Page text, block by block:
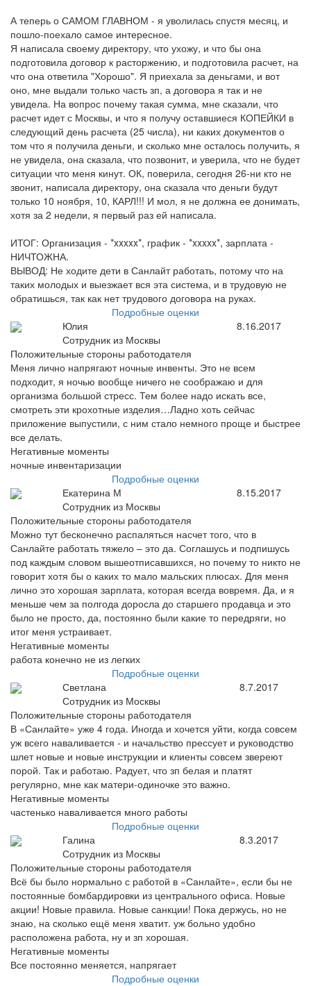
А теперь о САМОМ ГЛАВНОМ - я уволилась спустя месяц, и
пошло-поехало самое интересное.
Я написала своему директору, что ухожу, и что бы она
подготовила договор к расторжению, и подготовила расчет, на
что она ответила "Хорошо". Я приехала за деньгами, и вот
оно, мне выдали только часть зп, а договора я так и не
увидела. На вопрос почему такая сумма, мне сказали, что
расчет идет с Москвы, и что я получу оставшиеся КОПЕЙКИ в
следующий день расчета (25 числа), ни каких документов о
том что я получила деньги, и сколько мне осталось получить, я
не увидела, она сказала, что позвонит, и уверила, что не будет
ситуации что меня кинут. ОК, поверила, сегодня 26-ни кто не
звонит, написала директору, она сказала что деньги будут
только 10 ноября, 10, КАРЛ!!! И мол, я не должна ее донимать,
хотя за 2 недели, я первый раз ей написала.
ИТОГ: Организация - *xxxxx*, график - *xxxxx*, зарплата -
НИЧТОЖНА.
ВЫВОД: Не ходите дети в Санлайт работать, потому что на
таких молодых и выезжает вся эта система, и в трудовую не
обратишься, так как нет трудового договора на руках.
Подробные оценки
Юлия
Сотрудник из Москвы
8.16.2017
Положительные стороны работодателя
Меня лично напрягают ночные инвенты. Это не всем
подходит, я ночью вообще ничего не соображаю и для
организма большой стресс. Тем более надо искать все,
смотреть эти крохотные изделия…Ладно хоть сейчас
приложение выпустили, с ним стало немного проще и быстрее
все делать.
Негативные моменты
ночные инвентаризации
Подробные оценки
Екатерина М
Сотрудник из Москвы
8.15.2017
Положительные стороны работодателя
Можно тут бесконечно распаляться насчет того, что в
Санлайте работать тяжело – это да. Соглашусь и подпишусь
под каждым словом вышеотписавшихся, но почему то никто не
говорит хотя бы о каких то мало мальских плюсах. Для меня
лично это хорошая зарплата, которая всегда вовремя. Да, и я
меньше чем за полгода доросла до старшего продавца и это
было не просто, да, постоянно были какие то передряги, но
итог меня устраивает.
Негативные моменты
работа конечно не из легких
Подробные оценки
Светлана
Сотрудник из Москвы
8.7.2017
Положительные стороны работодателя
В «Санлайте» уже 4 года. Иногда и хочется уйти, когда совсем
уж всего наваливается - и начальство прессует и руководство
шлет новые и новые инструкции и клиенты совсем звереют
порой. Так и работаю. Радует, что зп белая и платят
регулярно, мне как матери-одиночке это важно.
Негативные моменты
частенько наваливается много работы
Подробные оценки
Галина
Сотрудник из Москвы
8.3.2017
Положительные стороны работодателя
Всё бы было нормально с работой в «Санлайте», если бы не
постоянные бомбардировки из центрального офиса. Новые
акции! Новые правила. Новые санкции! Пока держусь, но не
знаю, на сколько ещё меня хватит. уж больно удобно
расположена работа, ну и зп хорошая.
Негативные моменты
Все постоянно меняется, напрягает
Подробные оценки